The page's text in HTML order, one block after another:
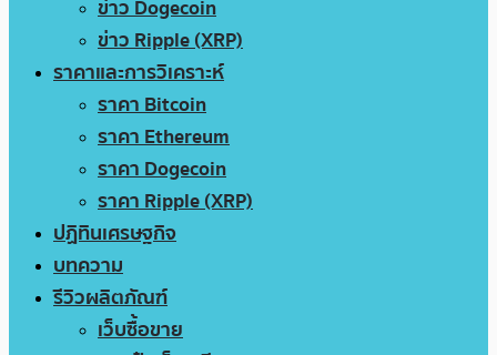
ข่าว Dogecoin
ข่าว Ripple (XRP)
ราคาและการวิเคราะห์
ราคา Bitcoin
ราคา Ethereum
ราคา Dogecoin
ราคา Ripple (XRP)
ปฏิทินเศรษฐกิจ
บทความ
รีวิวผลิตภัณฑ์
เว็บซื้อขาย